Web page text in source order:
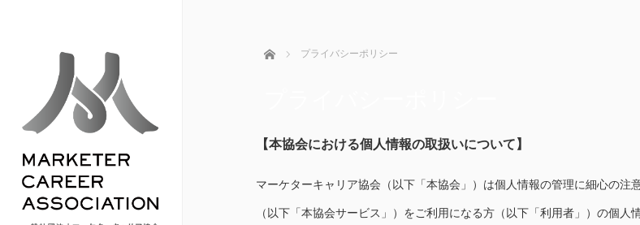
ホーム プライバシーポリシー
【本協会における個人情報の取扱いについて】
マーケターキャリア協会（以下「本協会」）は個人情報の管理に細心の
（以下「本協会サービス」）をご利用になる方（以下「利用者」）の個人